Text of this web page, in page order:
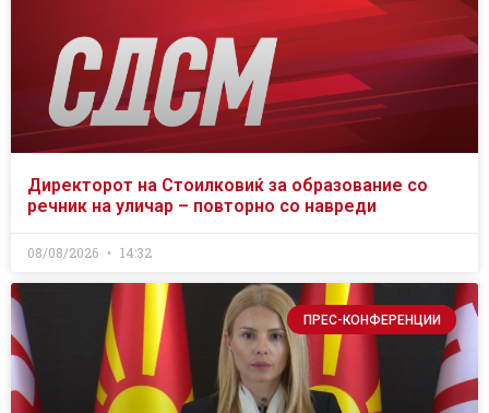
Директорот на Стоилковиќ за образование со
речник на уличар – повторно со навреди
08/08/2026 14:32
ПРЕС-КОНФЕРЕНЦИИ